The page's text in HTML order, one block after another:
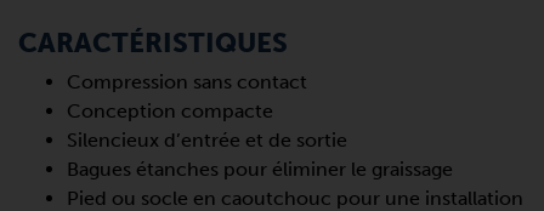
CARACTÉRISTIQUES
Compression sans contact
Conception compacte
Silencieux d’entrée et de sortie
Bagues étanches pour éliminer le graissage
Pied ou socle en caoutchouc pour une installation